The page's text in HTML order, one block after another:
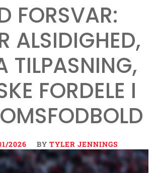
FORSVAR:
ALSIDIGHED,
TILPASNING,
FORDELE I
2026 BY TYLER JENNINGS